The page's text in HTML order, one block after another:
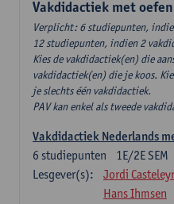
Vakdidactiek met
Verplicht: 6 studiepunten,
12 studiepunten, indien 2
Kies de vakdidactiek(en) die
vakdidactiek(en) die je koos.
je slechts één vakdidactiek.
PAV kan enkel als tweede
Vakdidactiek Nederlands
1E/2E SEM
6 studiepunten
Lesgever(s):
Jordi
Hans Ihmsen